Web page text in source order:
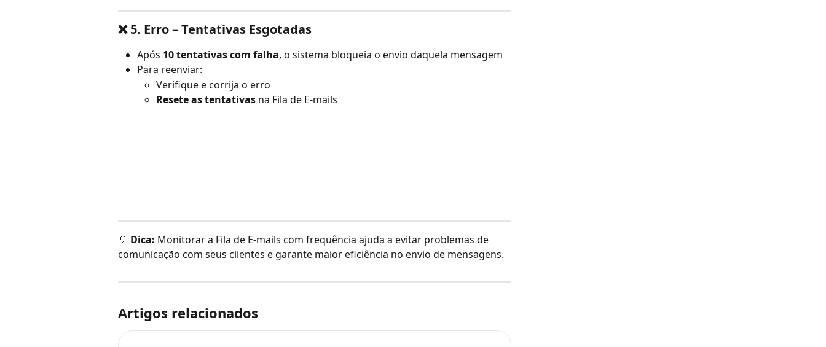
❌ 5. Erro – Tentativas Esgotadas
Após 10 tentativas com falha, o sistema bloqueia o envio daquela mensagem
Para reenviar:
Verifique e corrija o erro
Resete as tentativas na Fila de E-mails
💡 Dica: Monitorar a Fila de E-mails com frequência ajuda a evitar problemas de
comunicação com seus clientes e garante maior eficiência no envio de mensagens.
Artigos relacionados